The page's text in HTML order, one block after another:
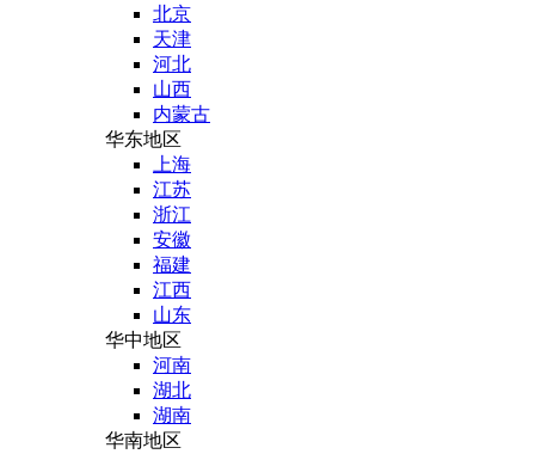
北京
天津
河北
山西
内蒙古
华东地区
上海
江苏
浙江
安徽
福建
江西
山东
华中地区
河南
湖北
湖南
华南地区